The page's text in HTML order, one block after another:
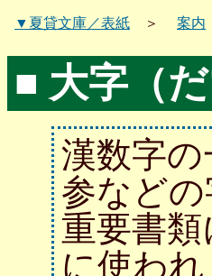
▼夏貸文庫／表紙 ＞ 案内
■ 大字（だ
漢数字
参などの
重要書
に使われ